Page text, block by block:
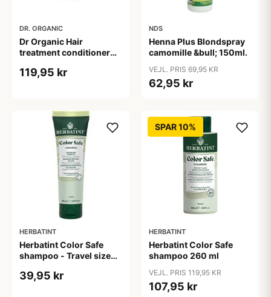
DR. ORGANIC
Dr Organic Hair
treatment conditioner
119,95 kr
NDS
Henna Plus Blondspray
camomille &bull; 150ml.
VEJL. PRIS 69,95 KR
62,95 kr
HERBATINT
Herbatint Color Safe
shampoo - Travel size
39,95 kr
SPAR 10%
HERBATINT
Herbatint Color Safe
shampoo 260 ml
VEJL. PRIS 119,95 KR
107,95 kr